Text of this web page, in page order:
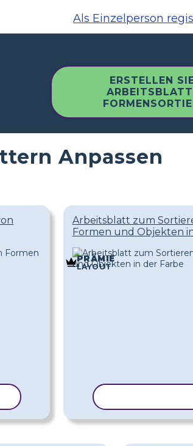
Als Einzelperson
ERSTELLEN
Anpassen
Arbeitsblatt zum
Formen und Objekten
PRÄMIE
LAYOUT